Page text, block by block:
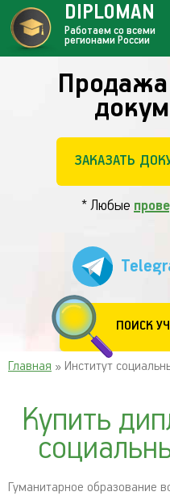
ЗАКАЗАТЬ
* Любые
ПОИСК
DIPLOMAN
Работаем со всеми
регионами России
Главная » Институт
Купить
Гуманитарное образование